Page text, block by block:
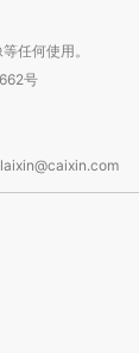
任何使用。
号